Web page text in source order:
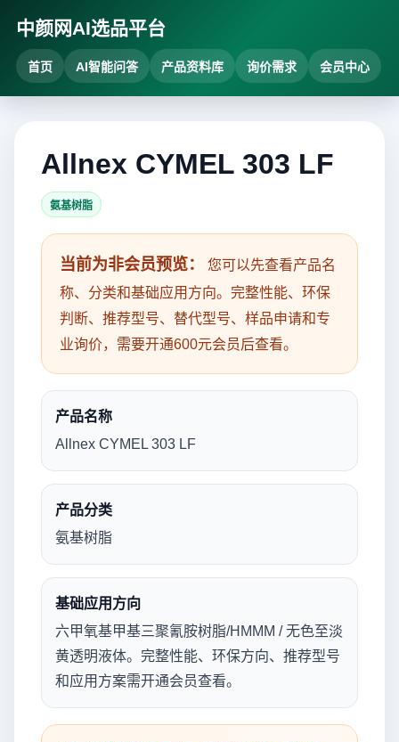
中颜网AI选品平台
首页 AI智能问答 产品资料库 询价需求 会员中心
Allnex CYMEL 303 LF
氨基树脂
当前为非会员预览：
您可以先查看产品名
称、分类和基础应用方向。完整性能、环保
判断、推荐型号、替代型号、样品申请和专
业询价，需要开通600元会员后查看。
产品名称
Allnex CYMEL 303 LF
产品分类
氨基树脂
基础应用方向
六甲氧基甲基三聚氰胺树脂/HMMM / 无色至淡
黄透明液体。完整性能、环保方向、推荐型号
和应用方案需开通会员查看。